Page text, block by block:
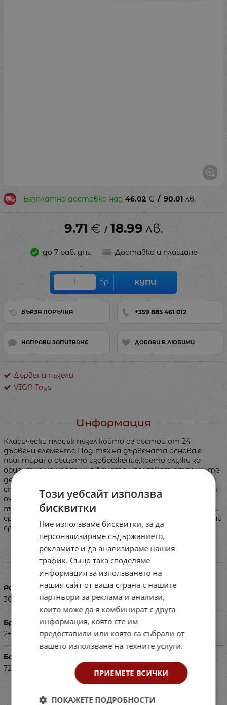
Безплатна доставка над 46.02 € / 90.01 лв.
9.71 € / 18.99 лв.
до 7 раб. дни Доставка и плащане
бр. КУПИ
БЪРЗА ПОРЪЧКА +359 885 461 012
НАПРАВИ ЗАПИТВАНЕ ДОБАВИ В ЛЮБИМИ
Дървени пъзели
VIGA Toys
Информация
Класически плосък пъзел,който се състои от 24
дървени елемента.Под тях,на дървената основа,е
принтирано същото изображение,което служи за
ориентир на играещия.Децата наслагват отделните
детайли върху съответната картинка.Следващата
степен на сложност е в изграждането на пъзела извън
очертанията на дървената основа.За напредналите
пъзелът се нарежда без модел. Дървен пъзел с превозни
средства запознава децата с основни видове превозни
средства.
Характеристики
Размери в см
30х22.5х1 см
Брой части
2+
Баркод (ISBN, UPC, др.)
725451462
Този уебсайт използва
бисквитки
Ние използваме бисквитки, за да
персонализираме съдържанието,
рекламите и да анализираме нашия
трафик. Също така споделяме
информация за използването на
нашия сайт от ваша страна с нашите
партньори за реклама и анализи,
които може да я комбинират с друга
информация, която сте им
предоставили или която са събрали от
вашето използване на техните услуги.
ПРИЕМЕТЕ ВСИЧКИ
ПОКАЖЕТЕ ПОДРОБНОСТИ